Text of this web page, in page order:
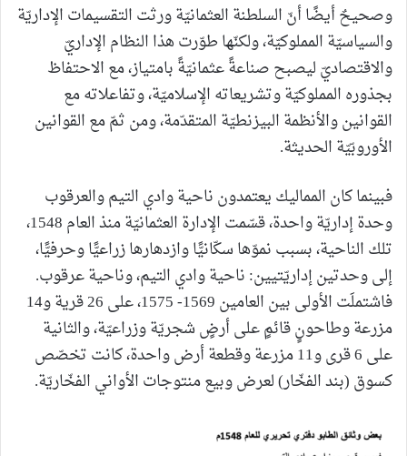
وصحيحٌ أيضًا أنّ السلطنة العثمانيّة ورثت التقسيمات الإداريّة
والسياسيّة المملوكيّة، ولكنّها طوّرت هذا النظام الإداريّ
والاقتصاديّ ليصبح صناعةً عثمانيّةً بامتياز، مع الاحتفاظ
بجذوره المملوكيّة وتشريعاته الإسلاميّة، وتفاعلاته مع
القوانين والأنظمة البيزنطيّة المتقدّمة، ومن ثمّ مع القوانين
الأوروبّيّة الحديثة.
فبينما كان المماليك يعتمدون ناحية وادي التيم والعرقوب
وحدة إداريّة واحدة، قسّمت الإدارة العثمانيّة منذ العام 1548،
تلك الناحية، بسبب نموّها سكّانيًّا وازدهارها زراعيًّا وحرفيًّا،
إلى وحدتين إداريّتيين: ناحية وادي التيم، وناحية عرقوب.
فاشتملَت الأولى بين العامين 1569- 1575، على 26 قرية و14
مزرعة وطاحونٍ قائمٍ على أرضٍ شجريّة وزراعيّة، والثانية
على 6 قرى و11 مزرعة وقطعة أرض واحدة، كانت تخصّص
كسوق (بند الفخّار) لعرض وبيع منتوجات الأواني الفخّاريّة.